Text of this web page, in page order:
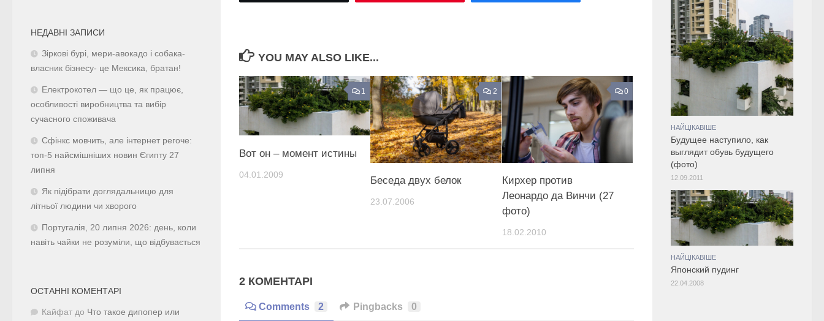
YOU MAY ALSO LIKE...
1
Вот он – момент истины
04.01.2009
2
Беседа двух белок
23.07.2006
0
Кирхер против
Леонардо да Винчи (27
фото)
18.02.2010
2 КОМЕНТАРІ
Comments 2 Pingbacks 0
НЕДАВНІ ЗАПИСИ
Зіркові бурі, мери-авокадо і собака-
власник бізнесу- це Мексика, братан!
Електрокотел — що це, як працює,
особливості виробництва та вибір
сучасного споживача
Сфінкс мовчить, але інтернет регоче:
топ-5 найсмішніших новин Єгипту 27
липня
Як підібрати доглядальницю для
літньої людини чи хворого
Португалія, 20 липня 2026: день, коли
навіть чайки не розуміли, що відбувається
ОСТАННІ КОМЕНТАРІ
Кайфат до Что такое дипопер или
НАЙЦІКАВІШЕ
Будущее наступило, как
выглядит обувь будущего
(фото)
12.09.2011
НАЙЦІКАВІШЕ
Японский пудинг
22.04.2008